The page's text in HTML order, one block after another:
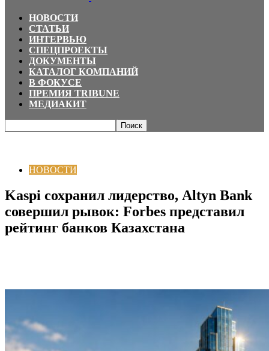
НОВОСТИ
СТАТЬИ
ИНТЕРВЬЮ
СПЕЦПРОЕКТЫ
ДОКУМЕНТЫ
КАТАЛОГ КОМПАНИЙ
В ФОКУСЕ
ПРЕМИЯ TRIBUNE
МЕДИАКИТ
НОВОСТИ
Kaspi сохранил лидерство, Altyn Bank
совершил рывок: Forbes представил
рейтинг банков Казахстана